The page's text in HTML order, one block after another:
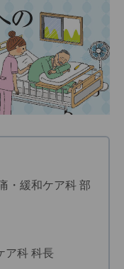
・緩和ケア科 部
ア科 科長